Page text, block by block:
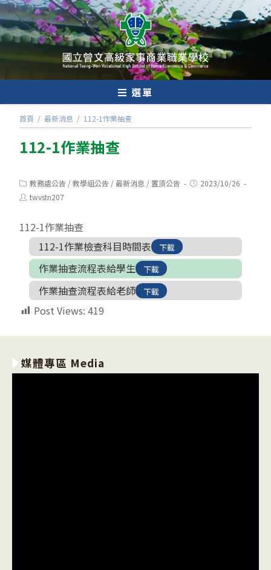
跳
轉
至
內
選單
首頁 / 最新消息 / 112-1作業抽查
112-1作業抽查
Post
category:
教務處公告 /教學組公告 /最新消息 / 置頂公告
Post2023/10/26
Posttwvstn207
112-1作業抽查
112-1作業檢查科目時間表
下載
作業抽查流程表給學生 下載
作業抽查流程表給老師 下載
Post Views: 419
媒體專區 Media